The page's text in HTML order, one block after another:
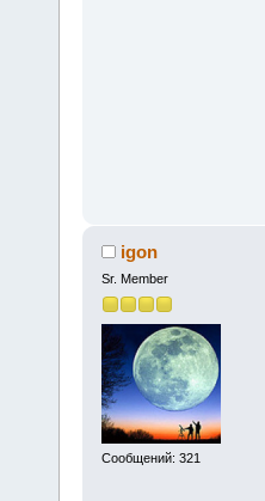
igon
Sr. Member
Сообщений: 321